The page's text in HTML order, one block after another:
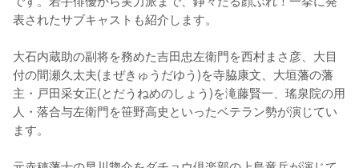
表されたサブキャストも紹介します。
大石内蔵助の副将を務めた吉田忠左衛門を西村まさ彦、大目
付の間瀬久太夫(まぜきゅうだゆう)を寺脇康文、大垣藩の藩
主・戸田采女正(とだうねめのしょう)を滝藤賢一、瑤泉院の用
人・落合与左衛門を笹野高史といったベテラン勢が演じてい
ます。